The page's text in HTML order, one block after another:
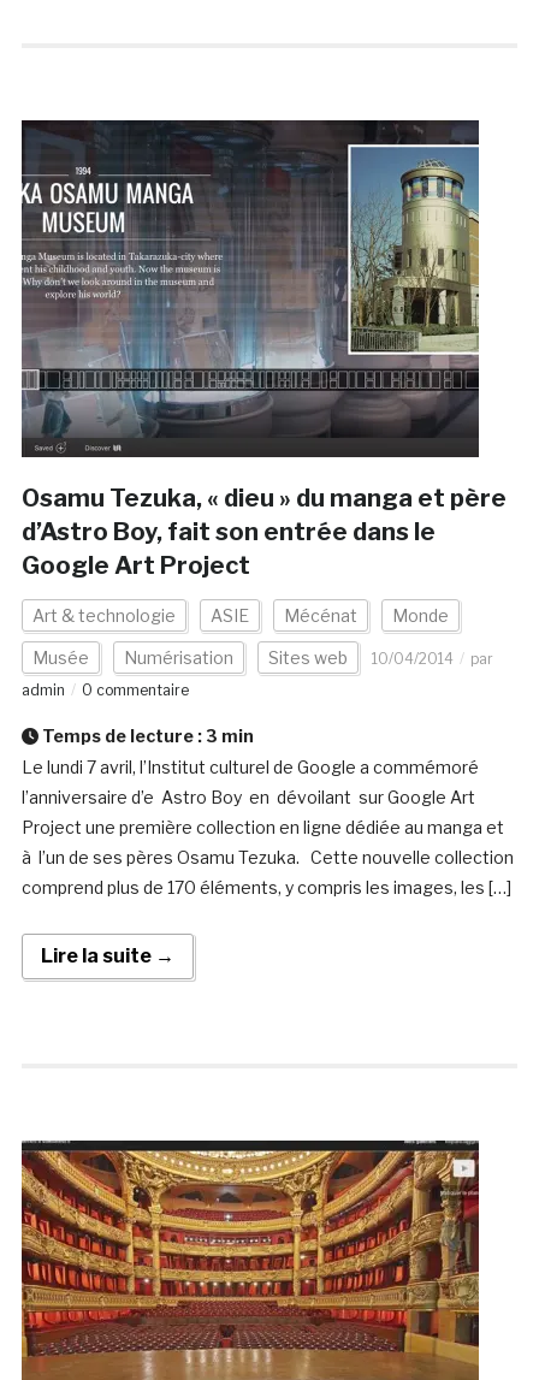
Osamu Tezuka, « dieu » du manga et père
d’Astro Boy, fait son entrée dans le
Google Art Project
Art & technologie ASIE Mécénat Monde
Musée Numérisation Sites web 10/04/2014
par
admin
0 commentaire
Temps de lecture : 3 min
Le lundi 7 avril, l’Institut culturel de Google a commémoré
l’anniversaire d’e Astro Boy en dévoilant sur Google Art
Project une première collection en ligne dédiée au manga et
à l’un de ses pères Osamu Tezuka. Cette nouvelle collection
comprend plus de 170 éléments, y compris les images, les […]
Lire la suite →